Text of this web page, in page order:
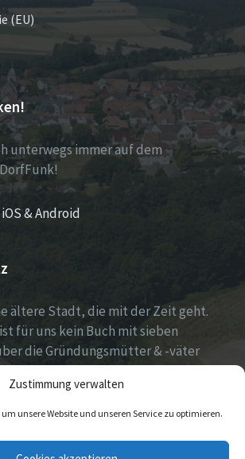
Zustimmung verwalten
unsere Website und unseren Service zu optimieren.
(EU)
unterwegs immer auf dem
& Android
ältere Stadt, die mit der Zeit geht.
für uns kein Buch mit sieben
die Gründungsmütter & -väter
und
doerfer.de!